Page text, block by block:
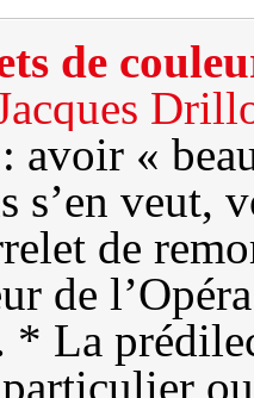
de
avoir «
s’en veut,
de
de
* La